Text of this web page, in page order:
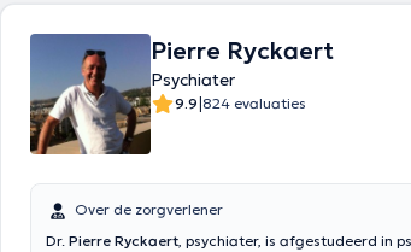
Pierre Ryckaert
Psychiater
9.9|824 evaluaties
Over de zorgverlener
Dr. Pierre Ryckaert, psychiater, is afgestudeerd in